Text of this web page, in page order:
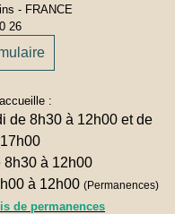
- FRANCE
26
:
de 8h30 à 12h00 et de
8h30 à 12h00
à 12h00 (Permanences)
de permanences